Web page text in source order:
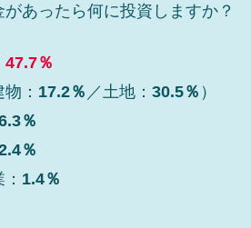
の誇る海洋資源調査船『白嶺』は先進
甲子園、優勝校を最も多く輩出してい
題の「楽天ライオンズ」とは？
があったら何に投資しますか？
47.7％
物： 17.2％ ／土地： 30.5％ ）
％
％
1.4％